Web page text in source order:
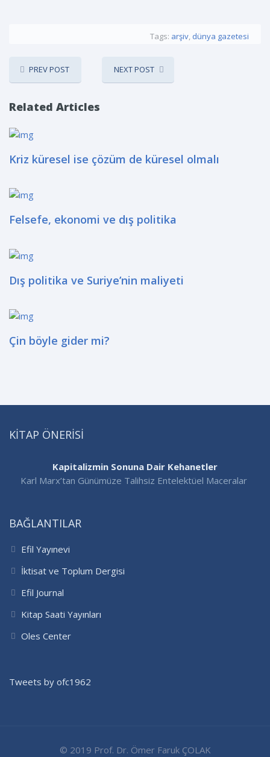
Tags: arşiv, dünya gazetesi
PREV POST NEXT POST
Related Articles
Kriz küresel ise çözüm de küresel olmalı
Felsefe, ekonomi ve dış politika
Dış politika ve Suriye’nin maliyeti
Çin böyle gider mi?
KITAP ÖNERISI
Kapitalizmin Sonuna Dair Kehanetler
Karl Marx’tan Günümüze Talihsiz Entelektüel Maceralar
BAĞLANTILAR
Efil Yayınevi
İktisat ve Toplum Dergisi
Efil Journal
Kitap Saati Yayınları
Oles Center
Tweets by ofc1962
© 2019 Prof. Dr. Ömer Faruk ÇOLAK